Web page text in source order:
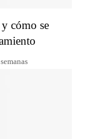
cómo se